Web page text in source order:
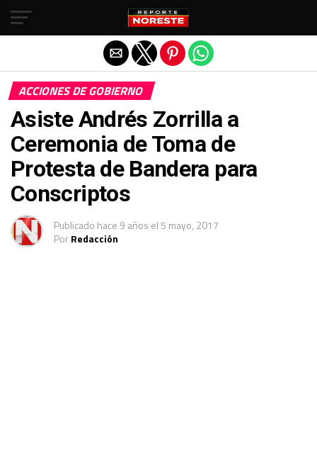
ACCIONES DE GOBIERNO
Asiste Andrés Zorrilla a
Ceremonia de Toma de
Protesta de Bandera para
Conscriptos
Publicado hace 9 años el5 mayo, 2017
PorRedacción
Salir de la versión móvil